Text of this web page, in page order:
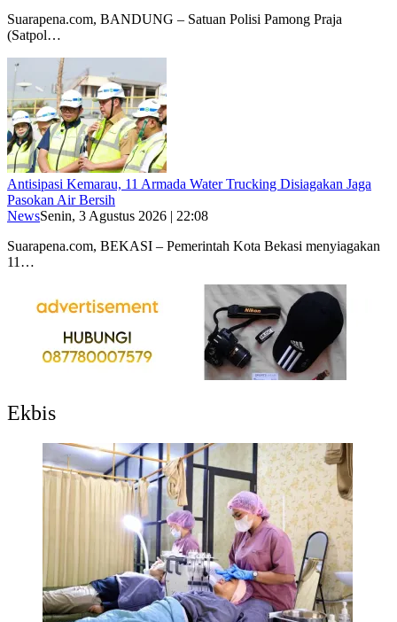
Suarapena.com, BANDUNG – Satuan Polisi Pamong Praja
(Satpol…
Antisipasi Kemarau, 11 Armada Water Trucking Disiagakan Jaga
Pasokan Air Bersih
NewsSenin, 3 Agustus 2026 | 22:08
Suarapena.com, BEKASI – Pemerintah Kota Bekasi menyiagakan
11…
Ekbis